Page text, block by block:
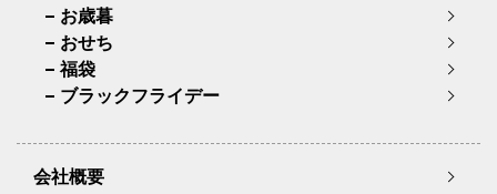
お歳暮
おせち
福袋
ブラックフライデー
会社概要